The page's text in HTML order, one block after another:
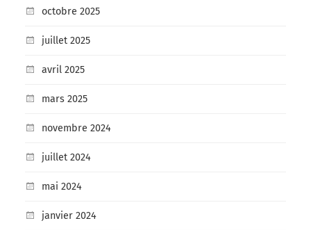
octobre 2025
juillet 2025
avril 2025
mars 2025
novembre 2024
juillet 2024
mai 2024
janvier 2024